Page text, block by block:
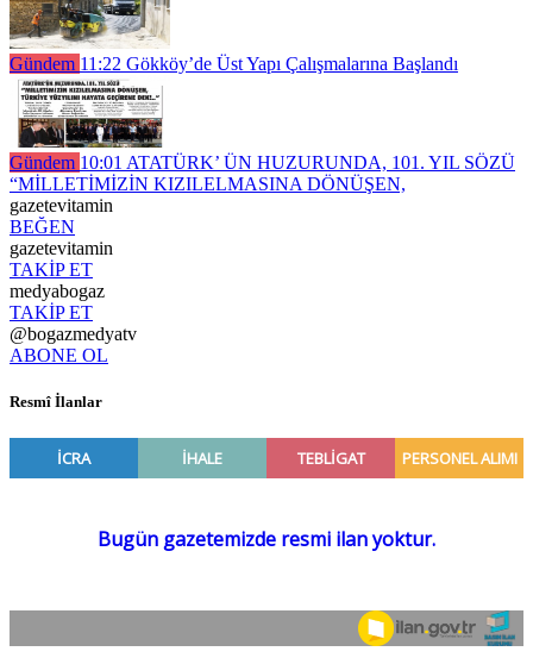
Gündem 11:22 Gökköy’de Üst Yapı Çalışmalarına Başlandı
Gündem 10:01 ATATÜRK’ ÜN HUZURUNDA, 101. YIL SÖZÜ
“MİLLETİMİZİN KIZILELMASINA DÖNÜŞEN,
gazetevitamin
BEĞEN
gazetevitamin
TAKİP ET
medyabogaz
TAKİP ET
@bogazmedyatv
ABONE OL
Resmî İlanlar